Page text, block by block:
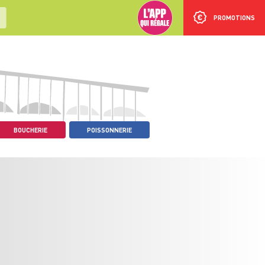
PROMOTIONS
BOUCHERIE POISSONNERIE